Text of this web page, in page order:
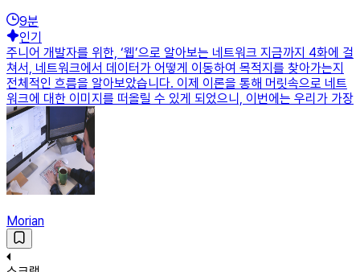
9분
인기
주니어 개발자를 위한, ‘웹’으로 알아보는 네트워크 지금까지 4화에 걸
쳐서, 네트워크에서 데이터가 어떻게 이동하여 목적지를 찾아가는지
전체적인 흐름을 알아보았습니다. 이제 이론을 통해 머릿속으로 네트
워크에 대한 이미지를 떠올릴 수 있게 되었으니, 이번에는 우리가 가장
Morian